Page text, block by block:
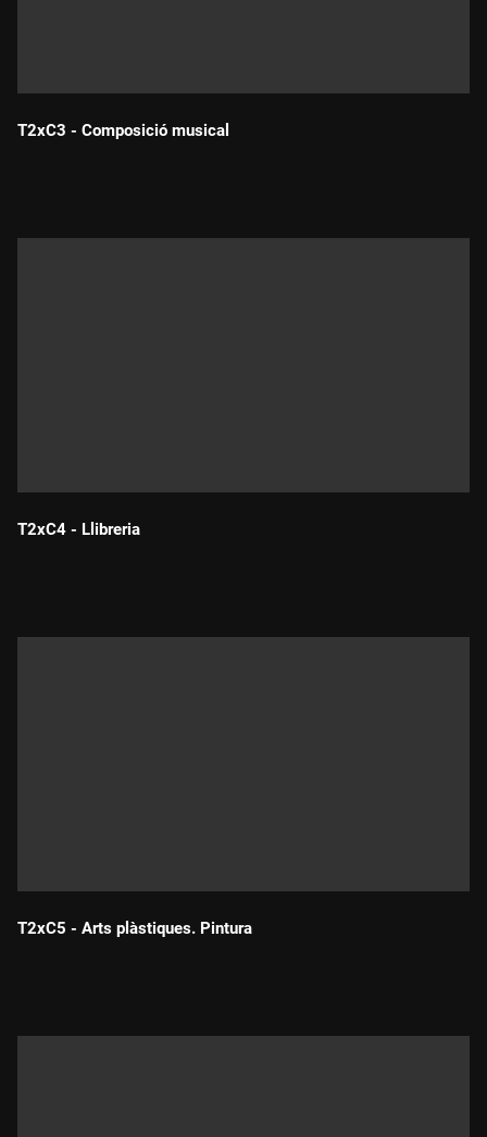
T2xC3 - Composició musical
T2xC4 - Llibreria
T2xC5 - Arts plàstiques. Pintura